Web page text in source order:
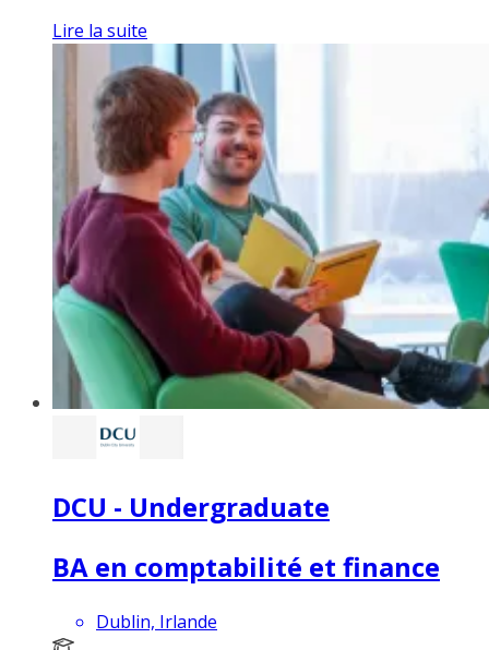
Lire la suite
DCU - Undergraduate
BA en comptabilité et finance
Dublin, Irlande